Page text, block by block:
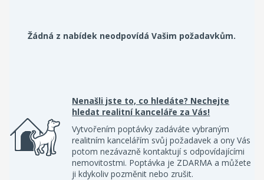
Žádná z nabídek neodpovídá Vašim požadavkům.
Nenašli jste to, co hledáte? Nechejte
hledat realitní kanceláře za Vás!
Vytvořením poptávky zadáváte vybraným
realitním kancelářím svůj požadavek a ony Vás
potom nezávazně kontaktují s odpovídajícími
nemovitostmi. Poptávka je ZDARMA a můžete
ji kdykoliv pozměnit nebo zrušit.